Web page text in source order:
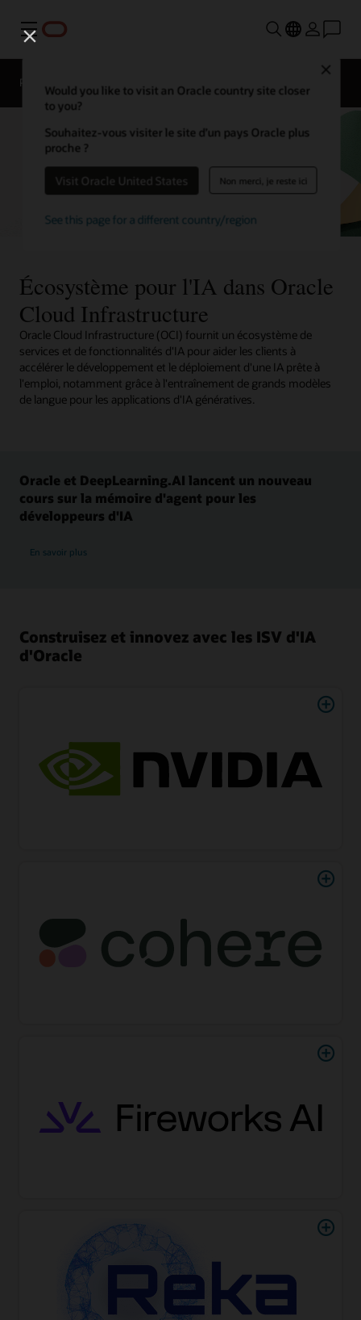
Menu
Would you like to visit an Oracle country site closer
to you?
Souhaitez-vous visiter le site d’un pays Oracle plus
proche ?
Visit Oracle United States Non merci, je reste ici
See this page for a different country/region
Présentation
Écosystème pour l'IA dans Oracle
Cloud Infrastructure
Oracle Cloud Infrastructure (OCI) fournit un écosystème de
services et de fonctionnalités d'IA pour aider les clients à
accélérer le développement et le déploiement d'une IA prête à
l'emploi, notamment grâce à l'entraînement de grands modèles
de langue pour les applications d'IA génératives.
Oracle et DeepLearning.AI lancent un nouveau
cours sur la mémoire d'agent pour les
développeurs d'IA
En savoir plus
Construisez et innovez avec les ISV d'IA
d'Oracle